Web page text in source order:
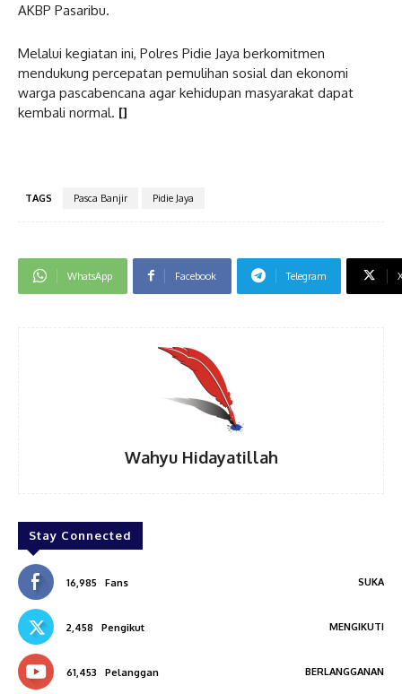
AKBP Pasaribu.
Melalui kegiatan ini, Polres Pidie Jaya berkomitmen
mendukung percepatan pemulihan sosial dan ekonomi
warga pascabencana agar kehidupan masyarakat dapat
kembali normal. []
TAGS Pasca Banjir Pidie Jaya
WhatsApp Facebook Telegram
Wahyu Hidayatillah
Stay Connected
16,985 Fans SUKA
2,458 Pengikut MENGIKUTI
61,453 Pelanggan BERLANGGANAN